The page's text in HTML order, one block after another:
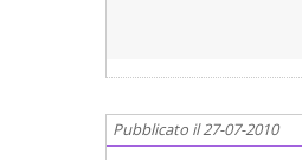
Pubblicato il 27-07-2010